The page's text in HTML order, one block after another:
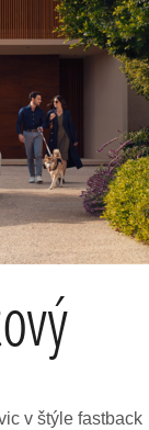
v štýle fastback